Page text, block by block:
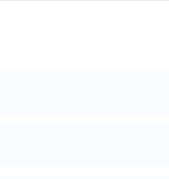
محصولات را دریافت کنید.